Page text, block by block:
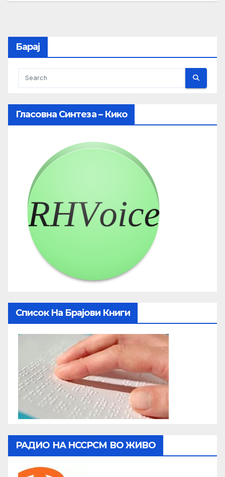
Барај
Гласовна Синтеза – Кико
Список На Брајови Книги
РАДИО НА НССРСМ ВО ЖИВО